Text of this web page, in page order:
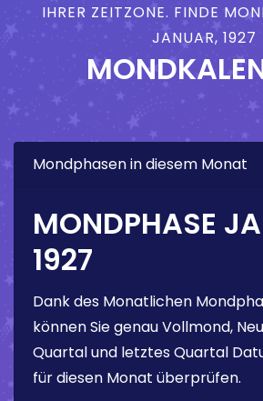
IHRER ZEITZONE. FINDE
JANUAR, 1927
Mondphasen in diesem Monat
MONDPHASE
1927
Dank des Monatlichen
können Sie genau Vollmond,
Quartal und letztes Quartal
für diesen Monat überprüfen.